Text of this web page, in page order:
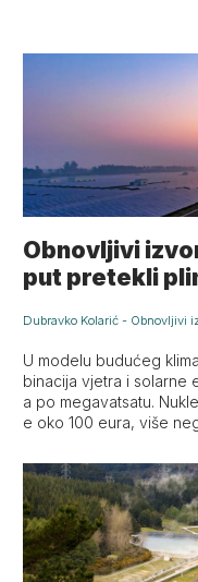
Obnovljivi
put pretekli
Dubravko Kolarić - Obnovljivi
U modelu budućeg
binacija vjetra i solarne
a po megavatsatu.
e oko 100 eura, više